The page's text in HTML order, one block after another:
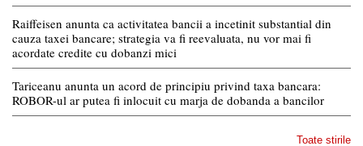
Raiffeisen anunta ca activitatea bancii a incetinit substantial din
cauza taxei bancare; strategia va fi reevaluata, nu vor mai fi
acordate credite cu dobanzi mici
Tariceanu anunta un acord de principiu privind taxa bancara:
ROBOR-ul ar putea fi inlocuit cu marja de dobanda a bancilor
Toate stirile